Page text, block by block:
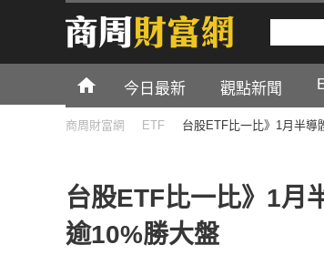
今日最新 觀點新聞
商周財富網 ETF 台股ETF比一比》1月半導
台股ETF比一比》1月
逾10%勝大盤